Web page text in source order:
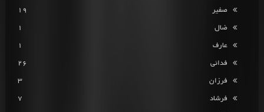
صفیر 19
ضال 1
عارف 1
فدائی 26
فرزان 3
فرشاد 7